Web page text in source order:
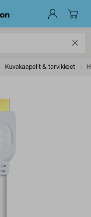
Kuvakaapelit & tarvikkeet